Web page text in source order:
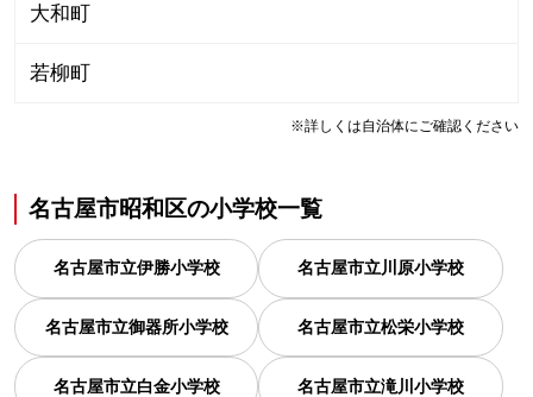
大和町
若柳町
※詳しくは自治体にご確認ください
名古屋市昭和区の小学校一覧
名古屋市立伊勝小学校 名古屋市立川原小学校
名古屋市立御器所小学校 名古屋市立松栄小学校
名古屋市立白金小学校 名古屋市立滝川小学校